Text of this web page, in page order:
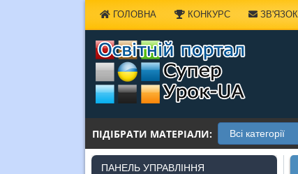
ГОЛОВНА КОНКУРС ЗВ'ЯЗОК
ПІДІБРАТИ МАТЕРІАЛИ:
ПАНЕЛЬ УПРАВЛІННЯ